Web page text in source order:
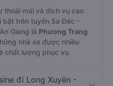
thoải mái và dịch vụ cao
bật trên tuyến Sa Đéc -
Giang là Phương Trang
nhà xe được nhiều
chất lượng phục vụ.
đi Long Xuyên -